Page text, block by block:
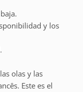
y los
olas y las
Este es el